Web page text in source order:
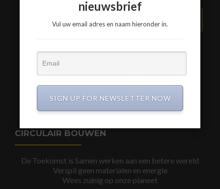
CIRCULAIR BOUWEN
De Toekomst is Samen werken aan een betere wereld
Verspil geen materialen en energie
Wees zuinig op onze planeet
nieuwsbrief
Vul uw email adres en naam hieronder in.
SIGN UP FOR NEWSLETTER NOW